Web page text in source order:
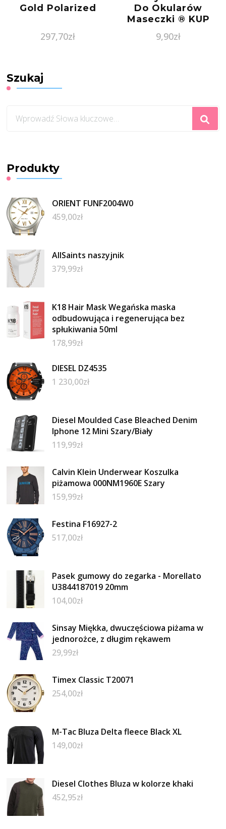
Gold Polarized
297,70zł
Do Okularów
Maseczki ® KUP
9,90zł
Szukaj
czegoś?
Produkty
ORIENT FUNF2004W0
459,00zł
AllSaints naszyjnik
379,99zł
K18 Hair Mask Wegańska maska
odbudowująca i regenerująca bez
spłukiwania 50ml
178,99zł
DIESEL DZ4535
1 230,00zł
Diesel Moulded Case Bleached Denim
Iphone 12 Mini Szary/Biały
119,99zł
Calvin Klein Underwear Koszulka
piżamowa 000NM1960E Szary
159,99zł
Festina F16927-2
517,00zł
Pasek gumowy do zegarka - Morellato
U3844187019 20mm
104,00zł
Sinsay Miękka, dwuczęściowa piżama w
jednorożce, z długim rękawem
29,99zł
Timex Classic T20071
254,00zł
M-Tac Bluza Delta fleece Black XL
149,00zł
Diesel Clothes Bluza w kolorze khaki
452,95zł